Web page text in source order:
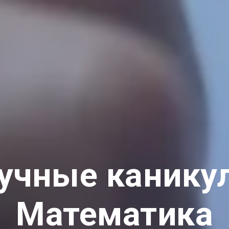
Математика